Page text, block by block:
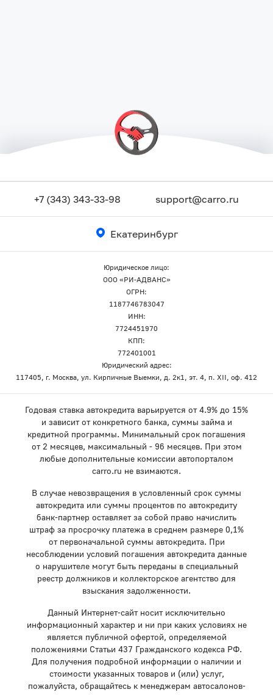
+7 (343) 343-33-98 support@carro.ru
Екатеринбург
Юридическое лицо:
ООО «РИ-АДВАНС»
ОГРН:
1187746783047
ИНН:
7724451970
КПП:
772401001
Юридический адрес:
117405, г. Москва, ул. Кирпичные Выемки, д. 2к1, эт. 4, п. XII, оф. 412
Годовая ставка автокредита варьируется от 4.9% до 15%
и зависит от конкретного банка, суммы займа и
кредитной программы. Минимальный срок погашения
от 2 месяцев, максимальный - 96 месяцев. При этом
любые дополнительные комиссии автопорталом
carro.ru не взимаются.
В случае невозвращения в условленный срок суммы
автокредита или суммы процентов по автокредиту
банк-партнер оставляет за собой право начислить
штраф за просрочку платежа в среднем размере 0,1%
от первоначальной суммы автокредита. При
несоблюдении условий погашения автокредита данные
о нарушителе могут быть переданы в специальный
реестр должников и коллекторское агентство для
взыскания задолженности.
Данный Интернет-сайт носит исключительно
информационный характер и ни при каких условиях не
является публичной офертой, определяемой
положениями Статьи 437 Гражданского кодекса РФ.
Для получения подробной информации о наличии и
стоимости указанных товаров и (или) услуг,
пожалуйста, обращайтесь к менеджерам автосалонов-